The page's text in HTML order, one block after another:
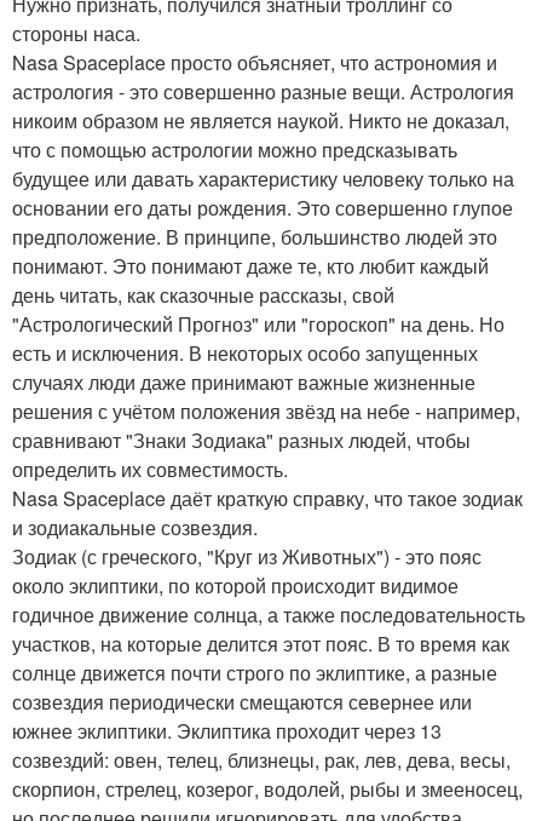
стороны наса.
Nasa Spaceplace просто объясняет, что астрономия и
астрология - это совершенно разные вещи. Астрология
никоим образом не является наукой. Никто не доказал,
что с помощью астрологии можно предсказывать
будущее или давать характеристику человеку только на
основании его даты рождения. Это совершенно глупое
предположение. В принципе, большинство людей это
понимают. Это понимают даже те, кто любит каждый
день читать, как сказочные рассказы, свой
"Астрологический Прогноз" или "гороскоп" на день. Но
есть и исключения. В некоторых особо запущенных
случаях люди даже принимают важные жизненные
решения с учётом положения звёзд на небе - например,
сравнивают "Знаки Зодиака" разных людей, чтобы
определить их совместимость.
Nasa Spaceplace даёт краткую справку, что такое зодиак
и зодиакальные созвездия.
Зодиак (с греческого, "Круг из Животных") - это пояс
около эклиптики, по которой происходит видимое
годичное движение солнца, а также последовательность
участков, на которые делится этот пояс. В то время как
солнце движется почти строго по эклиптике, а разные
созвездия периодически смещаются севернее или
южнее эклиптики. Эклиптика проходит через 13
созвездий: овен, телец, близнецы, рак, лев, дева, весы,
скорпион, стрелец, козерог, водолей, рыбы и змееносец,